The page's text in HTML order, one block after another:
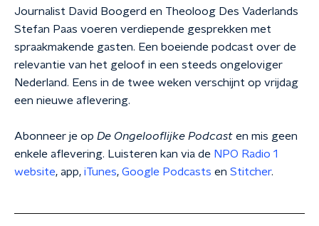
Journalist David Boogerd en Theoloog Des Vaderlands
Stefan Paas voeren verdiepende gesprekken met
spraakmakende gasten. Een boeiende podcast over de
relevantie van het geloof in een steeds ongeloviger
Nederland. Eens in de twee weken verschijnt op vrijdag
een nieuwe aflevering.
Abonneer je op De Ongelooflijke Podcast en mis geen
enkele aflevering. Luisteren kan via de NPO Radio 1
website, app, iTunes, Google Podcasts en Stitcher.